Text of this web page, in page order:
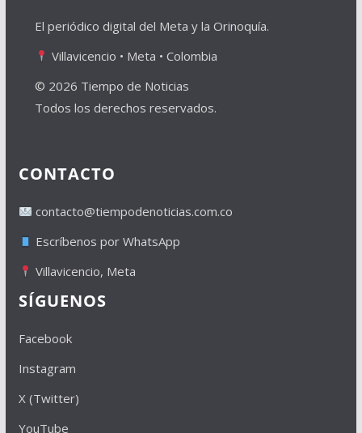
El periódico digital del Meta y la Orinoquía.
Villavicencio • Meta • Colombia
© 2026 Tiempo de Noticias
Todos los derechos reservados.
CONTACTO
contacto@tiempodenoticias.com.co
Escríbenos por WhatsApp
Villavicencio, Meta
SÍGUENOS
Facebook
Instagram
X (Twitter)
YouTube